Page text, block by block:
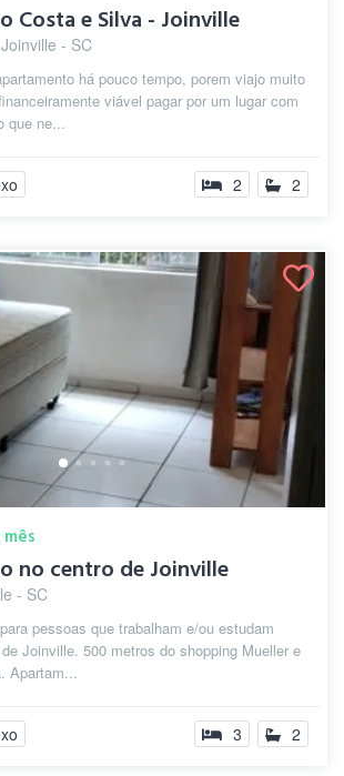
Costa e Silva - Joinville
- SC
há pouco tempo, porem viajo muito
viável pagar por um lugar com
que ne...
2 2
no centro de Joinville
- SC
pessoas que trabalham e/ou estudam
Joinville. 500 metros do shopping Mueller e
Apartam...
3 2